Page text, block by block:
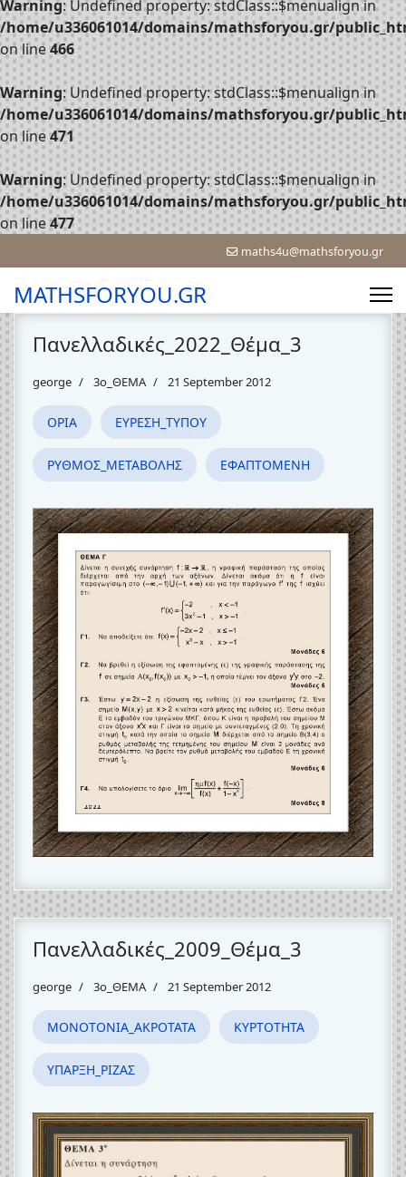
Warning: Undefined property: stdClass::$menualign in
/home/u336061014/domains/mathsforyou.gr/
on line466
Warning: Undefined property: stdClass::$menualign in
/home/u336061014/domains/mathsforyou.gr/
on line471
Warning: Undefined property: stdClass::$menualign in
/home/u336061014/domains/mathsforyou.gr/
on line477
maths4u@mathsforyou.gr
MATHSFORYOU.GR
Πανελλαδικές_2022_Θέμα_3
george 3o_ΘΕΜΑ 21 September 2012
ΟΡΙΑ ΕΥΡΕΣΗ_ΤΥΠΟΥ
ΡΥΘΜΟΣ_ΜΕΤΑΒΟΛΗΣ ΕΦΑΠΤΟΜΕΝΗ
Πανελλαδικές_2009_Θέμα_3
george 3o_ΘΕΜΑ 21 September 2012
ΜΟΝΟΤΟΝΙΑ_ΑΚΡΟΤΑΤΑ ΚΥΡΤΟΤΗΤΑ
ΥΠΑΡΞΗ_ΡΙΖΑΣ